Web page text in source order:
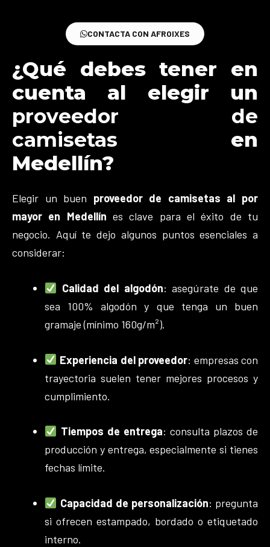
CONTACTA CON AFROIXES
¿Qué debes tener en
cuenta al elegir un
proveedor de
camisetas en
Medellín?
Elegir un buen proveedor de camisetas al por
mayor en Medellín es clave para el éxito de tu
negocio. Aquí te dejo algunos puntos esenciales a
considerar:
Calidad del algodón: asegúrate de que
sea 100% algodón y que tenga un buen
gramaje (mínimo 160g/m²).
Experiencia del proveedor: empresas con
trayectoria suelen tener mejores procesos y
cumplimiento.
Tiempos de entrega: consulta plazos de
producción y entrega, especialmente si tienes
fechas límite.
Capacidad de personalización: pregunta
si ofrecen estampado, bordado o etiquetado
interno.